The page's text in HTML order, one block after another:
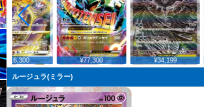
¥16,300 ¥77,300 ¥34,199
ルージュラ(ミラー)